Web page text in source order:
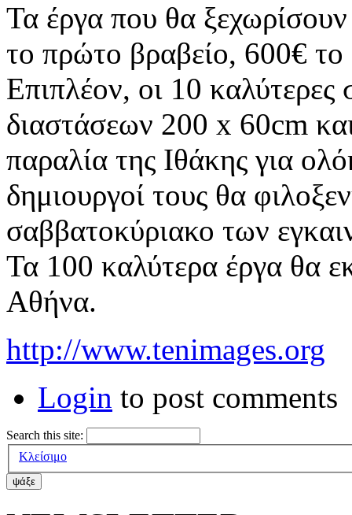
Τα έργα που θα
το πρώτο βραβείο, 600€ το
Επιπλέον, οι 10
διαστάσεων 200 x 60cm
παραλία της Ιθάκης για
δημιουργοί τους θα
σαββατοκύριακο των
Τα 100 καλύτερα έργα θα
Αθήνα.
http://www.tenimages.org
Login to post comments
Search this site:
Κλείσιμο